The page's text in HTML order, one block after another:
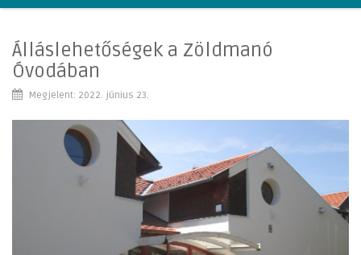
Álláslehetőségek a Zöldmanó
Óvodában
Megjelent: 2022. június 23.